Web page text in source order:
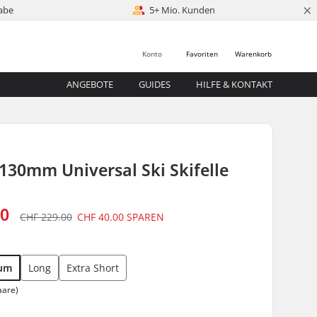
5+ Mio. Kunden ×
Warenkorb
Favoriten
Konto
ANGEBOTE GUIDES HILFE & KONTAKT
Universal Ski Skifelle
CHF 229.00 CHF 40.00 SPAREN
Long Extra Short